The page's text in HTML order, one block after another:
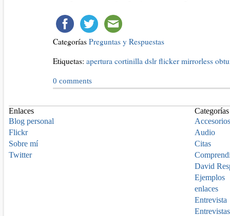
Categorías Preguntas y Respuestas
Etiquetas: apertura cortinilla dslr flicker mirrorless
0 comments
Enlaces
Blog personal
Flickr
Sobre mí
Twitter
Categorías
Accesorios
Audio
Citas
David
Ejemplos
enlaces
Entrevista
Entrevistas